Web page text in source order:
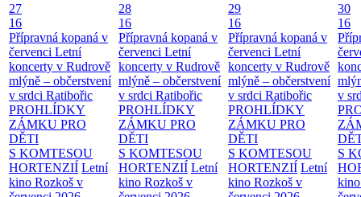
27
16
Přípravná kopaná v
červenci Letní
koncerty v Rudrově
mlýně – občerstvení
v srdci Ratibořic
PROHLÍDKY
ZÁMKU PRO
DĚTI
S KOMTESOU
HORTENZIÍ Letní
kino Rozkoš v
28
16
Přípravná kopaná v
červenci Letní
koncerty v Rudrově
mlýně – občerstvení
v srdci Ratibořic
PROHLÍDKY
ZÁMKU PRO
DĚTI
S KOMTESOU
HORTENZIÍ Letní
kino Rozkoš v
29
16
Přípravná kopaná v
červenci Letní
koncerty v Rudrově
mlýně – občerstvení
v srdci Ratibořic
PROHLÍDKY
ZÁMKU PRO
DĚTI
S KOMTESOU
HORTENZIÍ Letní
kino Rozkoš v
30
16
v
S